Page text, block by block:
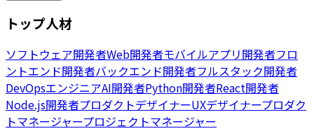
トップ人材
ソフトウェア開発者Web開発者モバイルアプリ開発者フロ
ントエンド開発者バックエンド開発者フルスタック開発者
DevOpsエンジニアAI開発者Python開発者React開発者
Node.js開発者プロダクトデザイナーUXデザイナープロダク
トマネージャープロジェクトマネージャー